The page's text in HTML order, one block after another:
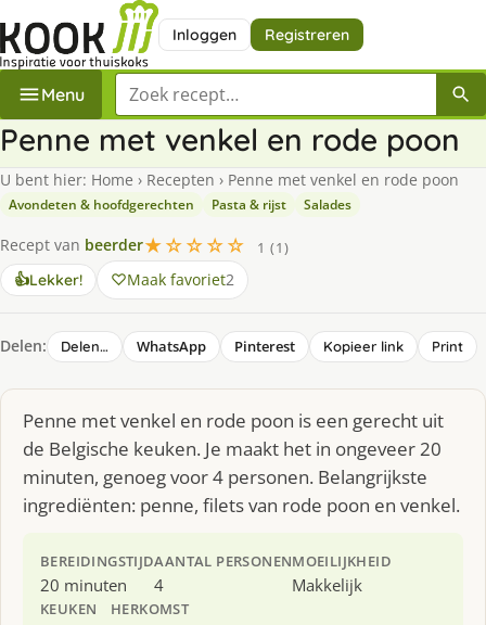
Inloggen Registreren
Menu Zoek een recept
Penne met venkel en rode poon
U bent hier: Home › Recepten › Penne met venkel en rode poon
Avondeten & hoofdgerechten Pasta & rijst Salades
Recept van beerder★☆☆☆☆
1 (1)
👍Lekker! Maak favoriet2
Delen: Delen… WhatsApp Pinterest Kopieer link Print
Penne met venkel en rode poon is een gerecht uit
de Belgische keuken. Je maakt het in ongeveer 20
minuten, genoeg voor 4 personen. Belangrijkste
ingrediënten: penne, filets van rode poon en venkel.
BEREIDINGSTIJD
20 minuten
AANTAL PERSONEN
4
MOEILIJKHEID
Makkelijk
KEUKEN HERKOMST